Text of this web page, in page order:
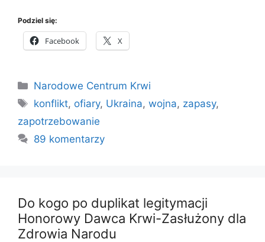
Podziel się:
Facebook X
Kategorie
Narodowe Centrum Krwi
Tagi
konflikt, ofiary, Ukraina,wojna, zapasy,
zapotrzebowanie
89 komentarzy
Do kogo po duplikat legitymacji
Honorowy Dawca Krwi-Zasłużony dla
Zdrowia Narodu